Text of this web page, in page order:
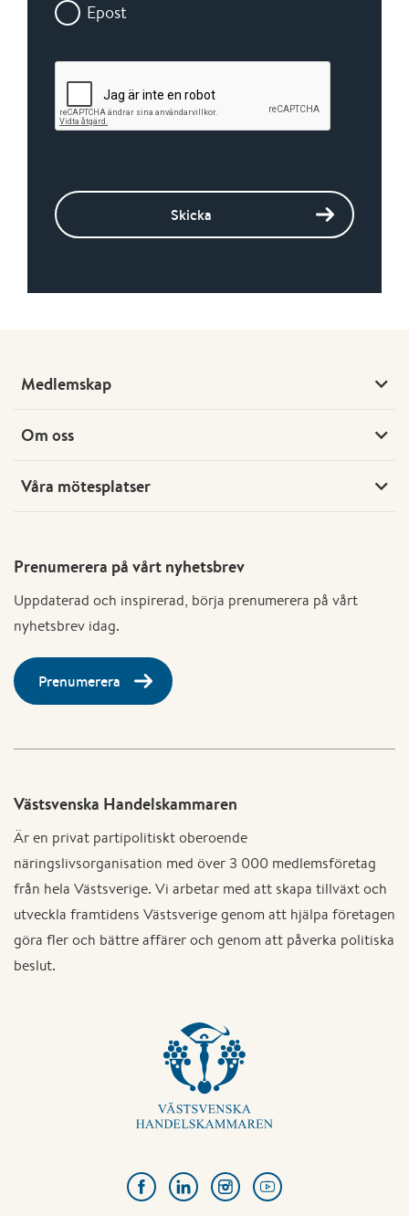
Epost
Skicka
Medlemskap
Om oss
Våra mötesplatser
Prenumerera på vårt nyhetsbrev
Uppdaterad och inspirerad, börja prenumerera på vårt
nyhetsbrev idag.
Prenumerera
Västsvenska Handelskammaren
Är en privat partipolitiskt oberoende
näringslivsorganisation med över 3 000 medlemsföretag
från hela Västsverige. Vi arbetar med att skapa tillväxt och
utveckla framtidens Västsverige genom att hjälpa företagen
göra fler och bättre affärer och genom att påverka politiska
beslut.